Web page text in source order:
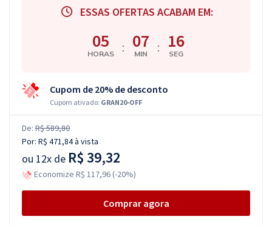
ESSAS OFERTAS ACABAM EM:
05
HORAS : 07
MIN : 15
SEG
Cupom de 20% de desconto
Cupom ativado: GRAN20-OFF
De: R$ 589,80
Por: R$ 471,84à vista
ou 12x de R$ 39,32
Economize R$ 117,96 (-20%)
Comprar agora